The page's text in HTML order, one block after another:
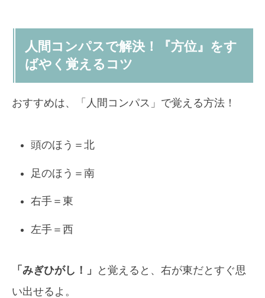
人間コンパスで解決！『方位』をす
ばやく覚えるコツ
おすすめは、「人間コンパス」で覚える方法！
頭のほう＝北
足のほう＝南
右手＝東
左手＝西
「みぎひがし！」
と覚えると、右が東だとすぐ思
い出せるよ。